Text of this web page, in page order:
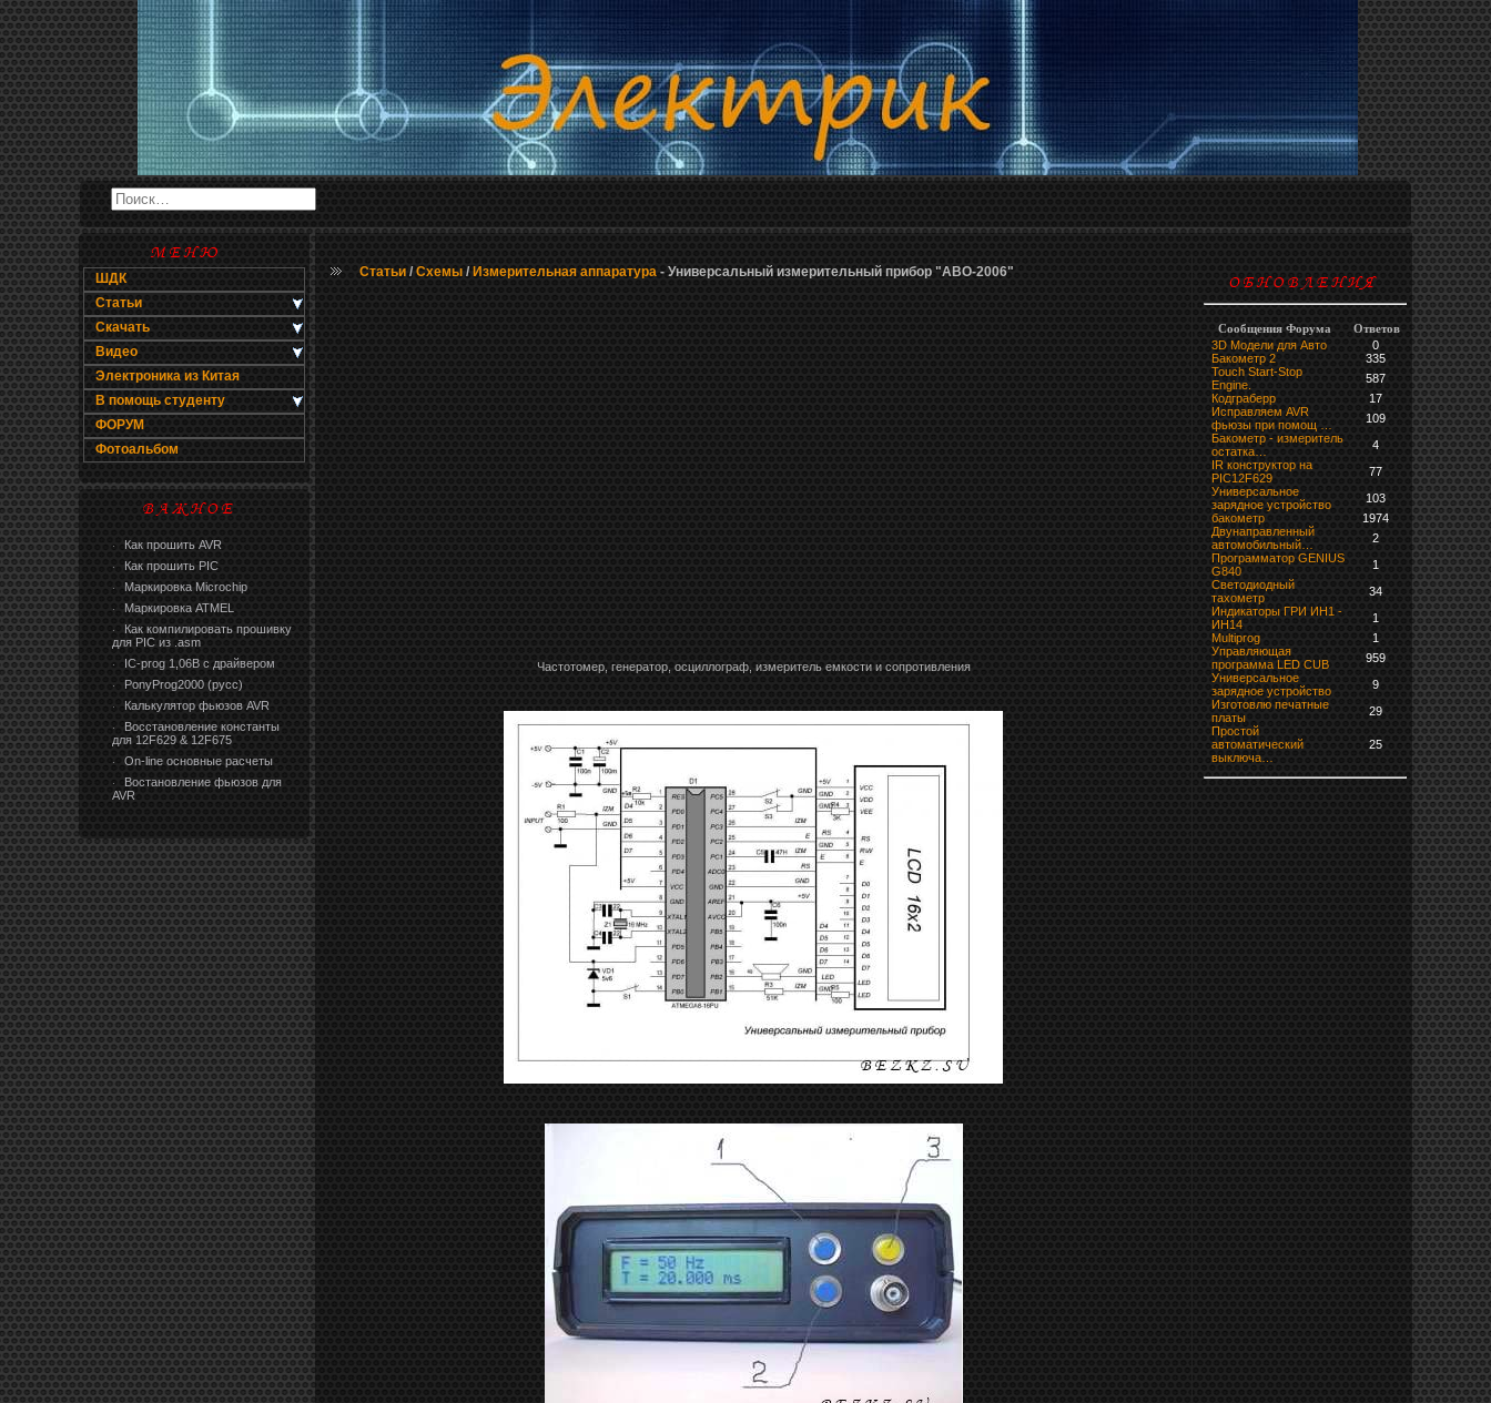
ШДК
Статьи
Скачать
Видео
Электроника из Китая
В помощь студенту
ФОРУМ
Фотоальбом
· Как прошить AVR
· Как прошить PIC
· Маркировка Microchip
· Маркировка ATMEL
·
Как компилировать прошивку
для PIC из .asm
· IC-prog 1,06В с драйвером
· PonyProg2000 (русс)
· Калькулятор фьюзов AVR
·
Восстановление константы
для 12F629 & 12F675
· On-line основные расчеты
·
Востановление фьюзов для
AVR
Статьи /Схемы / Измерительная аппаратура - Универсальный измерительный прибор "АВО-2006"
Частотомер, генератор, осциллограф, измеритель емкости и сопротивления
Сообщения Форума
Ответов
3D Модели для Авто
0
Бакометр 2
335
Touch Start-Stop
Engine.
587
Кодграберр
17
Исправляем AVR
фьюзы при помощ …
109
Бакометр - измеритель
остатка…
4
IR конструктор на
PIC12F629
77
Универсальное
зарядное устройство
103
бaкoмeтр
1974
Двунаправленный
автомобильный…
2
Программатор GENIUS
G840
1
Светодиодный
тахометр
34
Индикаторы ГРИ ИН1 -
ИН14
1
Multiprog
1
Управляющая
программа LED CUB
959
Универсальное
зарядное устройство
9
Изготовлю печатные
платы
29
Простой
автоматический
выключа…
25